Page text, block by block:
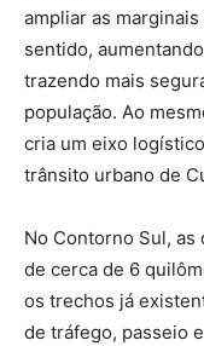
ampliar as
sentido,
trazendo mais
população. Ao
cria um eixo
trânsito urbano de
No Contorno Sul, as
de cerca de 6
os trechos já
de tráfego, passeio